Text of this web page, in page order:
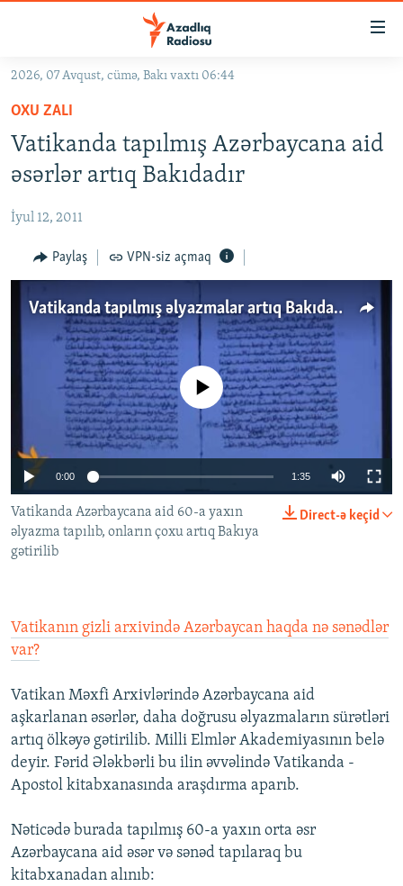
Əsas
qayıt
Əsas
naviqasiyaya
qayıt
Axtarışa
keç
#İZAHLA
KORRUPSIOMETR
FƏRQƏ BAX
QANUNI DOĞRU
MULTIMEDIA
FOTOQALEREYA
İNFOQRAFIKA
KARIKATURA
RADIO ARXIV
OXU ZALI
AZƏRBAYCAN ƏDƏBIYYATI KITABXANASI
İSLAM VƏ DEMOKRATIYA
İZ - MƏDƏNIYYƏT PROQRAMI
HAQQIMIZDA
MISSIYAMIZ
PEŞƏ ETIKASI VƏ JURNALISTIKA STANDARTLARIMIZ
MATERIALLARIMIZDAN ISTIFADƏ
AZADLIQRADIOSU MOBIL TELEFONUNUZDA
BIZIMLƏ ƏLAQƏ
RFE/RL-in bütün saytları
2026, 07 Avqust, cümə, Bakı vaxtı 06:44
OXU ZALI
Vatikanda tapılmış Azərbaycana aid
əsərlər artıq Bakıdadır
İyul 12, 2011
Paylaş VPN-siz açmaq
Vatikanda tapılmış əlyazmalar artıq Bakıdadır
No media source currently available
0:00 1:35
Direct-ə keçid
Vatikanda Azərbaycana aid 60-a yaxın
əlyazma tapılıb, onların çoxu artıq Bakıya
gətirilib
Vatikanın gizli arxivində Azərbaycan haqda nə sənədlər
var?
Vatikan Məxfi Arxivlərində Azərbaycana aid
aşkarlanan əsərlər, daha doğrusu əlyazmaların sürətləri
artıq ölkəyə gətirilib. Milli Elmlər Akademiyasının belə
deyir. Fərid Ələkbərli bu ilin əvvəlində Vatikanda -
Apostol kitabxanasında araşdırma aparıb.
Nəticədə burada tapılmış 60-a yaxın orta əsr
Azərbaycana aid əsər və sənəd tapılaraq bu
kitabxanadan alınıb: